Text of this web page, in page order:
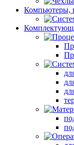
Компьютеры,